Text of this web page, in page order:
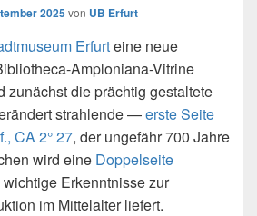
2025von UB Erfurt
Erfurteine neue
Amploniana-Vitrine
zunächst die prächtig gestaltete
strahlende —erste Seite
CA 2° 27, der ungefähr 700 Jahre
wird eine Doppelseite
Erkenntnisse zur
im Mittelalter liefert.